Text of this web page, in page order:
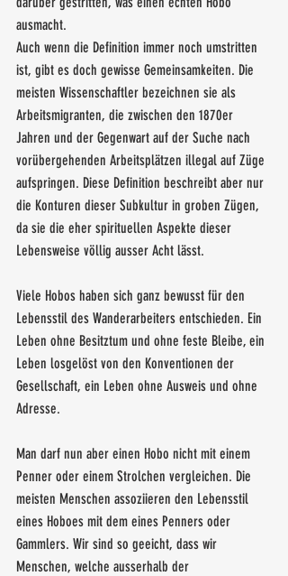
ausmacht.
Auch wenn die Definition immer noch umstritten
ist, gibt es doch gewisse Gemeinsamkeiten. Die
meisten Wissenschaftler bezeichnen sie als
Arbeitsmigranten, die zwischen den 1870er
Jahren und der Gegenwart auf der Suche nach
vorübergehenden Arbeitsplätzen illegal auf Züge
aufspringen. Diese Definition beschreibt aber nur
die Konturen dieser Subkultur in groben Zügen,
da sie die eher spirituellen Aspekte dieser
Lebensweise völlig ausser Acht lässt.
Viele Hobos haben sich ganz bewusst für den
Lebensstil des Wanderarbeiters entschieden. Ein
Leben ohne Besitztum und ohne feste Bleibe, ein
Leben losgelöst von den Konventionen der
Gesellschaft, ein Leben ohne Ausweis und ohne
Adresse.
Man darf nun aber einen Hobo nicht mit einem
Penner oder einem Strolchen vergleichen. Die
meisten Menschen assoziieren den Lebensstil
eines Hoboes mit dem eines Penners oder
Gammlers. Wir sind so geeicht, dass wir
Menschen, welche ausserhalb der